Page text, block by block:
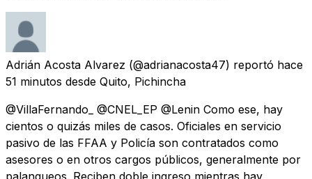
Adrián Acosta Alvarez (@adrianacosta47) reportó hace
51 minutos desde Quito, Pichincha
@VillaFernando_ @CNEL_EP @Lenin Como ese, hay
cientos o quizás miles de casos. Oficiales en servicio
pasivo de las FFAA y Policía son contratados como
asesores o en otros cargos públicos, generalmente por
palanqueos. Reciben doble ingreso mientras hay